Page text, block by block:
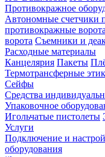
Противокражное
Автономные счетчики
противокражные ворота
ворота Съемники и
Расходные материалы
Канцелярия Пакеты
Термотрансферные
Сейфы
Средства
Упаковочное
Игольчатые пистолеты
Услуги
Подключение и
оборудования